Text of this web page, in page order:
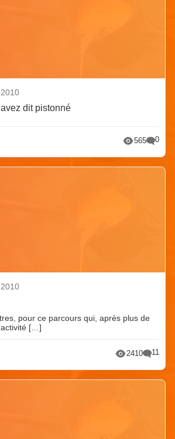
dit pistonné
565 0
pour ce parcours qui, après plus de
[…]
2410 11